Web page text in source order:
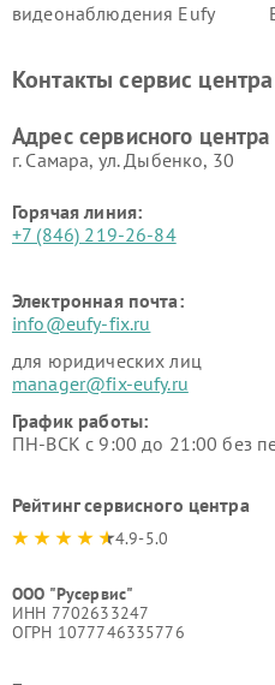
видеонаблюдения Eufy
Контакты сервис центра
Адрес сервисного
г. Самара, ул. Дыбенко, 30
Горячая линия:
+7 (846) 219-26-84
Электронная почта:
info@eufy-fix.ru
для юридических лиц
manager@fix-eufy.ru
График работы:
ПН-ВСК с 9:00 до 21:00 без
Рейтинг сервисного центра
4.9-5.0
ООО "Русервис"
ИНН 7702633247
ОГРН 1077746335776